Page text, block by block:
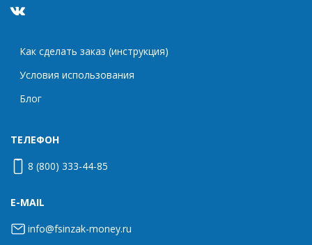
Как сделать заказ (инструкция)
Условия использования
Блог
ТЕЛЕФОН
8 (800) 333-44-85
E-MAIL
info@fsinzak-money.ru